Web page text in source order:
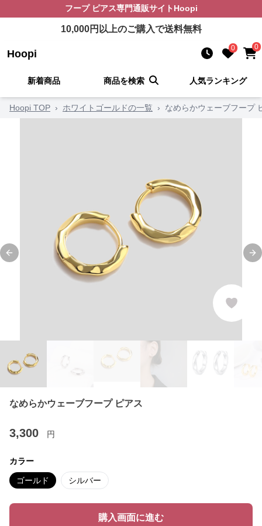
フープ ピアス専門通販サイト Hoopi
10,000円以上のご購入で送料無料
Hoopi 0 0
新着商品 商品を検索 人気ランキング
Hoopi TOP › ホワイトゴールドの一覧 › なめらかウェーブフープ
Previous slide
なめらかウェーブフープ ピアス
3,300 円
カラー
ゴールド シルバー
購入画面に進む